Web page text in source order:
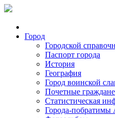
Город
Городской
Паспорт города
История
География
Город воинской
Почетные граждане
Статистическая
Города-побратимы